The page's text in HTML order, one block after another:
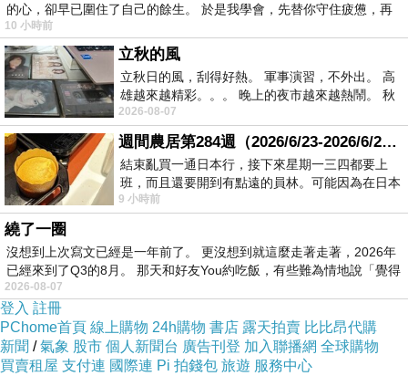
人若聽見福音，卻不以信心
接受神能成就祂的應許
那不管聽了多少的福音都與人無益、無法進入安息
〝其實造物之工、從創世以來已經成全了〞
說的是天地萬物都造齊了(創
上一篇： 希伯來書 - 不可硬著心
下一篇： 希伯來書 - 安息日的主
的心，卻早已圍住了自己的餘生。 於是我學會，先替你守住疲憊，再
10 小時前
立秋的風
立秋日的風，刮得好熱。 軍事演習，不外出。 高
雄越來越精彩。。。 晚上的夜市越來越熱鬧。 秋
天的風刮得很熱 夜遊消暑熱。。。
2026-08-07
週間農居第284週（2026/6/23-2026/6/24) 夏至 金黃稻浪洋溢豐收喜悅
結束亂買一通日本行，接下來星期一三四都要上
班，而且還要開到有點遠的員林。可能因為在日本
花不少錢，星期一出門上班時，心裡沒有一
9 小時前
繞了一圈
沒想到上次寫文已經是一年前了。 更沒想到就這麼走著走著，2026年
已經來到了Q3的8月。 那天和好友You約吃飯，有些難為情地說「覺得
2026-08-07
登入 註冊
PChome首頁 線上購物 24h購物 書店 露天拍賣 比比昂代購
新聞 /氣象 股市 個人新聞台 廣告刊登 加入聯播網 全球購物
買賣租屋 支付連 國際連 Pi 拍錢包 旅遊 服務中心